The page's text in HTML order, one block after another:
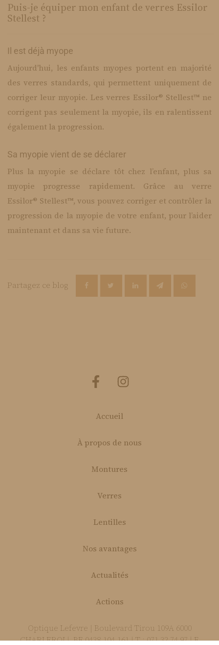
Puis-je équiper mon enfant de verres Essilor
Stellest ?
Il est déjà myope
Aujourd'hui, les enfants myopes portent en majorité
des verres standards, qui permettent uniquement de
corriger leur myopie. Les verres Essilor® Stellest™ ne
corrigent pas seulement la myopie, ils en ralentissent
également la progression.​
Sa myopie vient de se déclarer
Plus la myopie se déclare tôt chez l’enfant, plus sa
myopie progresse rapidement. Grâce au verre
Essilor® Stellest™, vous pouvez corriger et contrôler la
progression de la myopie de votre enfant, pour l’aider
maintenant et dans sa vie future.
Partagez ce blog
Accueil
À propos de nous
Montures
Verres
Lentilles
Nos avantages
Actualités
Actions
Optique Lefevre | Boulevard Tirou 109A 6000
CHARLEROI | BE 0438.104.161 | T : 071 32 74 97 | E